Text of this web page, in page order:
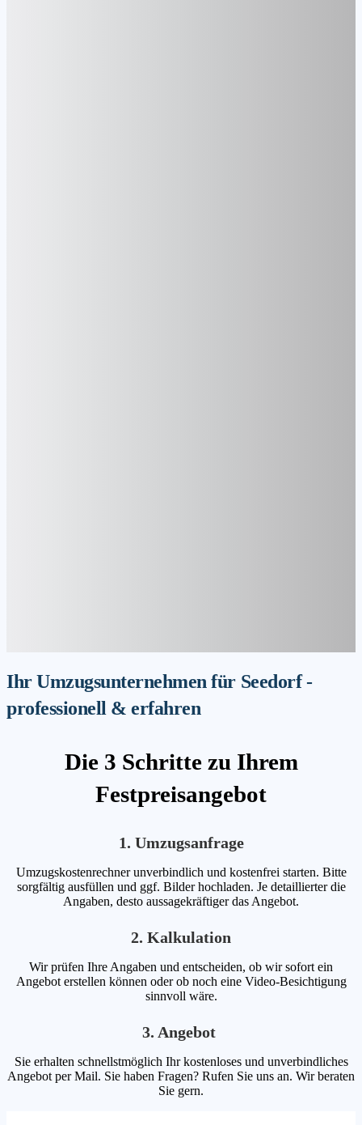
Ihr Umzugsunternehmen für Seedorf -
professionell & erfahren
Die 3 Schritte zu Ihrem
Festpreisangebot
1. Umzugsanfrage
Umzugskostenrechner unverbindlich und kostenfrei starten. Bitte
sorgfältig ausfüllen und ggf. Bilder hochladen. Je detaillierter die
Angaben, desto aussagekräftiger das Angebot.
2. Kalkulation
Wir prüfen Ihre Angaben und entscheiden, ob wir sofort ein
Angebot erstellen können oder ob noch eine Video-Besichtigung
sinnvoll wäre.
3. Angebot
Sie erhalten schnellstmöglich Ihr kostenloses und unverbindliches
Angebot per Mail. Sie haben Fragen? Rufen Sie uns an. Wir beraten
Sie gern.